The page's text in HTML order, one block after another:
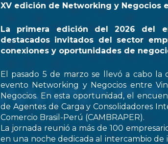
XV edición de Networking y Negocios
La primera edición del 2026 del
destacados invitados del sector
conexiones y oportunidades de
El pasado 5 de marzo se llevó a cabo
evento Networking y Negocios entre
Negocios. En esta oportunidad, el
de Agentes de Carga y Consolidadores
Comercio Brasil-Perú (CAMBRAPER).
La jornada reunió a más de 100
en una noche dedicada al intercambio de